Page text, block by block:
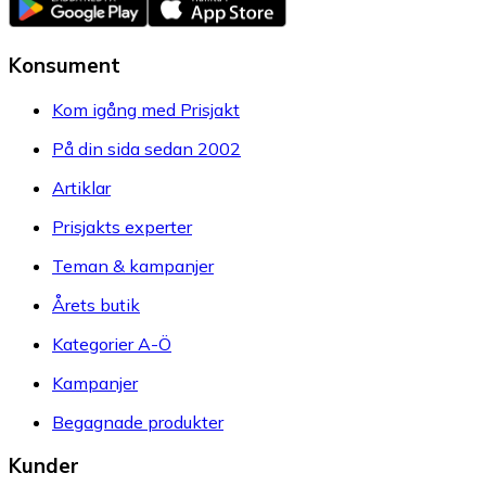
Konsument
Kom igång med Prisjakt
På din sida sedan 2002
Artiklar
Prisjakts experter
Teman & kampanjer
Årets butik
Kategorier A-Ö
Kampanjer
Begagnade produkter
Kunder